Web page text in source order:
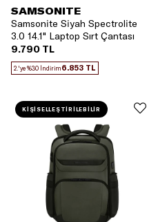
SAMSONITE
Samsonite Siyah Spectrolite
3.0 14.1" Laptop Sırt Çantası
9.790 TL
2.'ye %30 İndirim6.853 TL
KİŞİSELLEŞTİRİLEBİLİR